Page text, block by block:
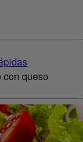
con queso